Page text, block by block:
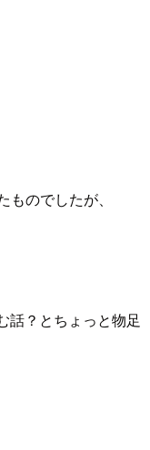
のでしたが、
話？とちょっと物足